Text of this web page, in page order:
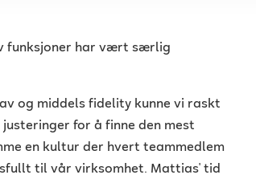
funksjoner har vært særlig
og middels fidelity kunne vi raskt
for å finne den mest
en kultur der hvert teammedlem
til vår virksomhet. Mattias' tid